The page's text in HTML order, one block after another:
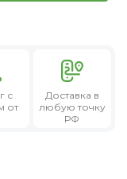
с
от
Доставка в
любую точку
РФ